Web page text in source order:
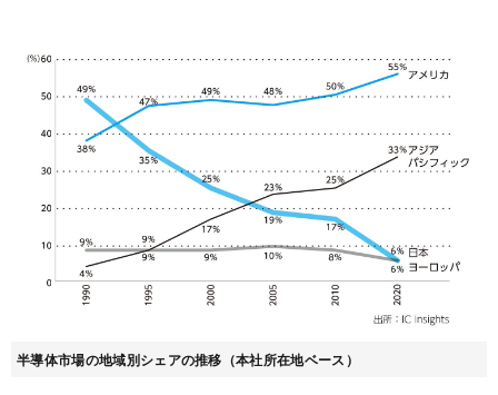
半導体市場の地域別シェアの推移（本社所在地ベース）